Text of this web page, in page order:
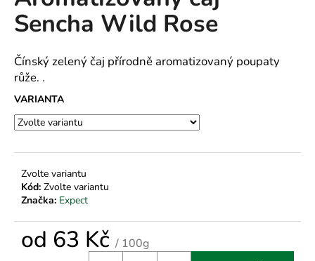
0,0
z
hvězdiček.
Sencha Wild Rose
Čínský zelený čaj přírodně aromatizovaný poupaty
růže. .
VARIANTA
Zvolte variantu
Kód: Zvolte variantu
Značka: Expect
od 63 Kč / 100g
a
j
í
t
?
D
o